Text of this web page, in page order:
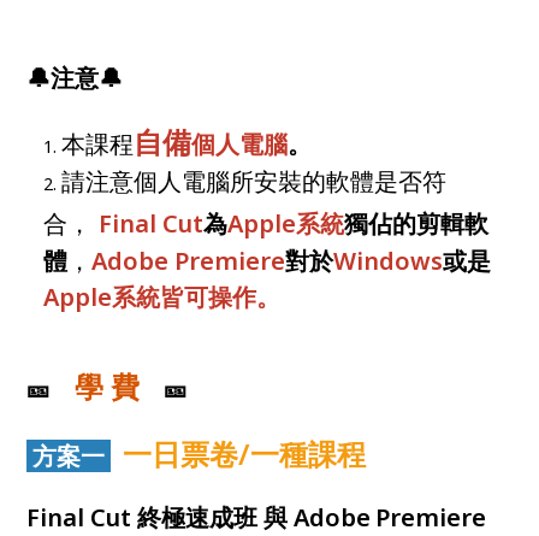
🔔注意🔔
本課程自備個人電腦。
請注意個人電腦所安裝的軟體是否符
合， Final Cut為Apple系統獨佔的剪輯軟
體 ，Adobe Premiere對於Windows或是
Apple系統皆可操作。
🎫 學 費 🎫
方案一 一日票卷/一種課程
Final Cut 終極速成班 與 Adobe Premiere